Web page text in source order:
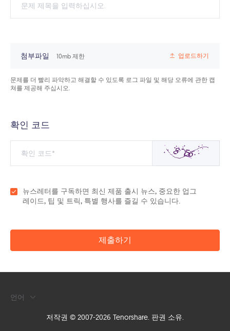
첨부파일 10mb 제한 업로드하기
문제를 더 빨리 파악하고 해결할 수 있도록 로그 파일 및 해당 오류에 관한 캡
쳐를 제공해 주십시오.
확인 코드
뉴스레터를 구독하면 최신 제품 출시 뉴스, 중요한 업그
레이드, 팁 및 트릭, 특별 행사를 즐길 수 있습니다.
제출하기
언어
저작권 © 2007-2026 Tenorshare. 판권 소유.